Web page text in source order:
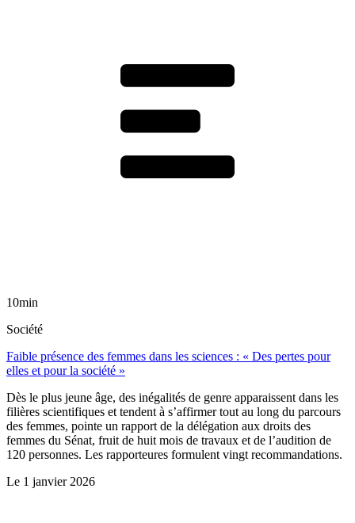
10min
Société
Faible présence des femmes dans les sciences : « Des pertes pour
elles et pour la société »
Dès le plus jeune âge, des inégalités de genre apparaissent dans les
filières scientifiques et tendent à s’affirmer tout au long du parcours
des femmes, pointe un rapport de la délégation aux droits des
femmes du Sénat, fruit de huit mois de travaux et de l’audition de
120 personnes. Les rapporteures formulent vingt recommandations.
Le 1 janvier 2026